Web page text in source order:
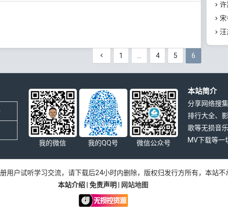
1 4 5 6
许
宋
汪
我的微信
我的QQ号 微信公众号
本站简介
分享网络搜
排行大全、
歌等无损音
MV下载等一
用户试听学习交流，请下载后24小时内删除，版权归发行方所有，本站
本站介绍 免责声明 网站地图